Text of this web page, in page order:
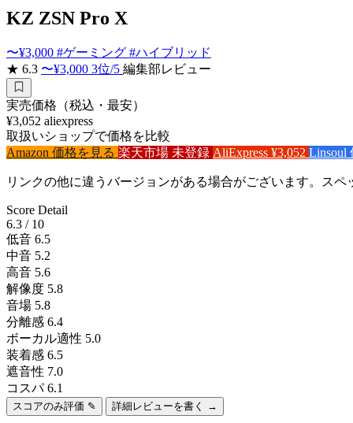
KZ ZSN Pro X
〜¥3,000 #ゲーミング #ハイブリッド
★ 6.3 〜¥3,000 3位/5 編集部レビュー
実売価格（税込・最安）
¥3,052 aliexpress
取扱いショップで価格を比較
Amazon 価格を見る 楽天市場 未登録 AliExpress ¥3,052 Linsoul
リンクの他に違うバージョンがある場合がございます。ス
Score Detail
6.3 / 10
低音 6.5
中音 5.2
高音 5.6
解像度 5.8
音場 5.8
分離感 6.4
ボーカル適性 5.0
装着感 6.5
遮音性 7.0
コスパ 6.1
スコアのみ評価 ✎ 詳細レビューを書く →